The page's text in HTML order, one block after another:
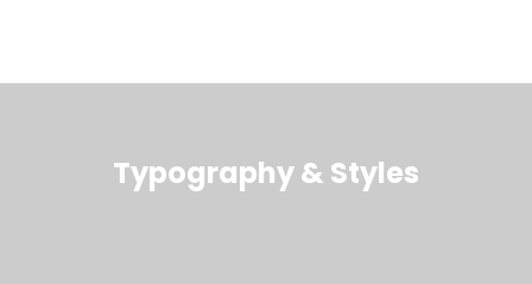
Typography & Styles